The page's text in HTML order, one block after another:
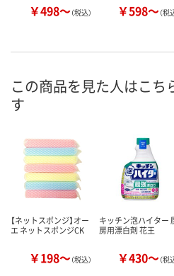
￥498～（税込） ￥598～（税
この商品を見た人はこち
す
【ネットスポンジ】オー
エ ネットスポンジCK
￥198～（税込）
キッチン泡ハイター
房用漂白剤 花王
￥430～（税